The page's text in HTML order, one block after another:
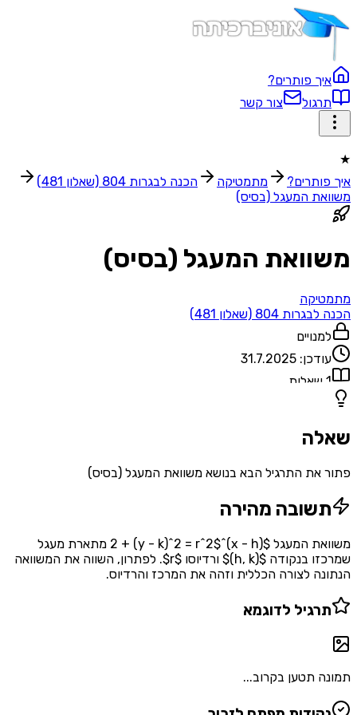
איך פותרים?
תרגול
צור קשר
★
איך פותרים?
מתמטיקה
הכנה לבגרות 804 (שאלון 481)
משוואת המעגל (בסיס)
משוואת המעגל (בסיס)
מתמטיקה
הכנה לבגרות 804 (שאלון 481)
למנויים
עודכן: 31.7.2025
1 שאלות
שאלה
פתור את התרגיל הבא בנושא משוואת המעגל (בסיס)
תשובה מהירה
משוואת המעגל $(x - h)^2 + (y - k)^2 = r^2$ מתארת מעגל
שמרכזו בנקודה $(h, k)$ ורדיוסו $r$. לפתרון, השווה את המשוואה
הנתונה לצורה הכללית וזהה את המרכז והרדיוס.
תרגיל לדוגמא
תמונה תטען בקרוב...